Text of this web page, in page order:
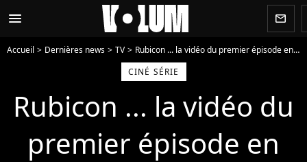
menu newsletter
Accueil Dernières news TV
Rubicon ... la vidéo du premier épisode en VO
CINÉ SÉRIE
Rubicon ... la vidéo du
premier épisode en